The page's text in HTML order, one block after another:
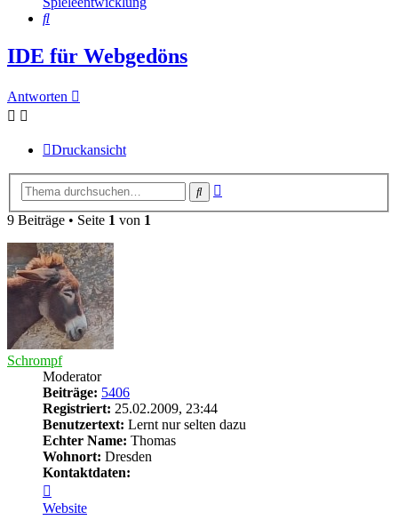
Suche
IDE für Webgedöns
Antworten
Druckansicht
Suche
9 Beiträge • Seite 1 von 1
Schrompf
Moderator
Beiträge: 5406
Registriert: 25.02.2009, 23:44
Benutzertext: Lernt nur selten dazu
Echter Name: Thomas
Wohnort: Dresden
Kontaktdaten:
von
Schrompf
Website